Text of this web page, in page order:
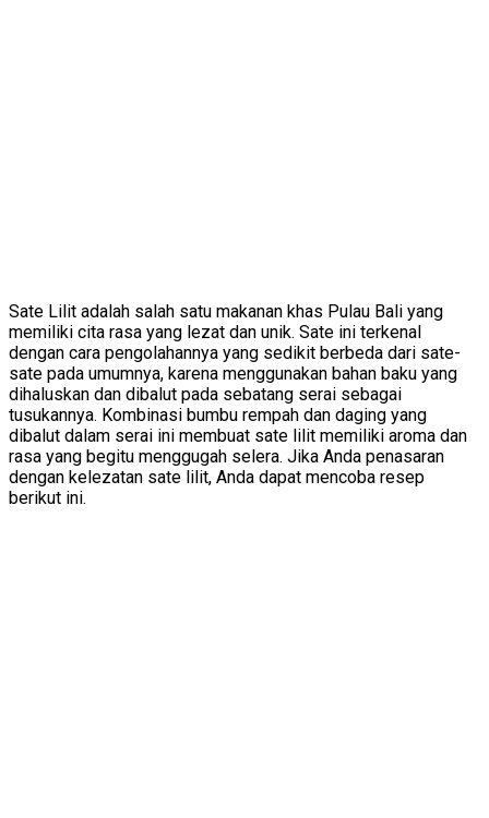
Sate Lilit adalah salah satu makanan khas Pulau Bali yang
memiliki cita rasa yang lezat dan unik. Sate ini terkenal
dengan cara pengolahannya yang sedikit berbeda dari sate-
sate pada umumnya, karena menggunakan bahan baku yang
dihaluskan dan dibalut pada sebatang serai sebagai
tusukannya. Kombinasi bumbu rempah dan daging yang
dibalut dalam serai ini membuat sate lilit memiliki aroma dan
rasa yang begitu menggugah selera. Jika Anda penasaran
dengan kelezatan sate lilit, Anda dapat mencoba resep
berikut ini.